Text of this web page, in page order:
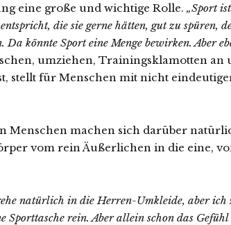
eine große und wichtige Rolle. „Sport ist
die sie gerne hätten, gut zu spüren,
könnte Sport eine Menge bewirken. Aber
umziehen, Trainingsklamotten an
stellt für Menschen mit nicht
Menschen machen sich darüber
vom rein Äußerlichen in die eine,
natürlich in die Herren-Umkleide, aber ich
rein. Aber allein schon das